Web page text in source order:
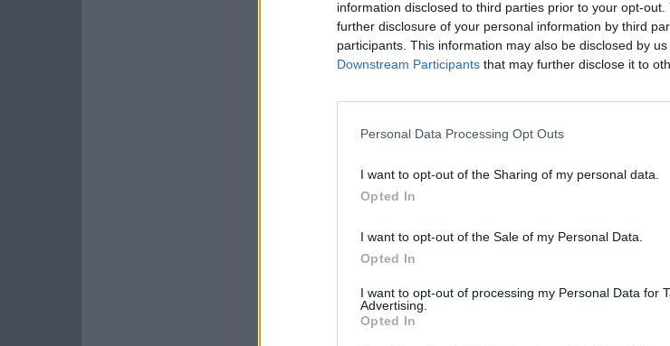
information disclosed to third parties prior to your opt-
further disclosure of your personal information by third
participants. This information may also be disclosed by
Downstream Participants that may further disclose it to
Personal Data Processing Opt Outs
I want to opt-out of the Sharing of my personal data.
Opted In
I want to opt-out of the Sale of my Personal Data.
Opted In
I want to opt-out of processing my Personal Data for
Advertising.
Opted In